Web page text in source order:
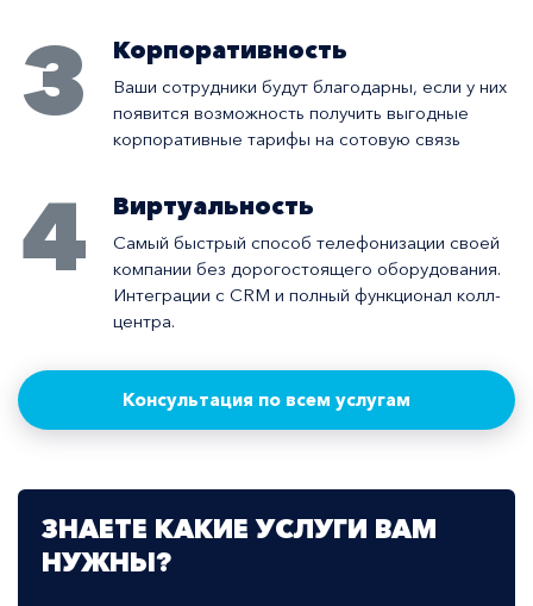
3 Корпоративность
Ваши сотрудники будут благодарны, если у них
появится возможность получить выгодные
корпоративные тарифы на сотовую связь
4 Виртуальность
Самый быстрый способ телефонизации своей
компании без дорогостоящего оборудования.
Интеграции с CRM и полный функционал колл-
центра.
Консультация по всем услугам
ЗНАЕТЕ КАКИЕ УСЛУГИ ВАМ
НУЖНЫ?